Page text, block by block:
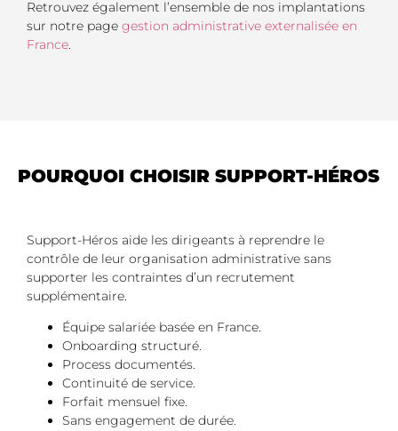
Retrouvez également l’ensemble de nos implantations
sur notre page gestion administrative externalisée en
France.
POURQUOI CHOISIR SUPPORT-HÉROS
Support-Héros aide les dirigeants à reprendre le
contrôle de leur organisation administrative sans
supporter les contraintes d’un recrutement
supplémentaire.
Équipe salariée basée en France.
Onboarding structuré.
Process documentés.
Continuité de service.
Forfait mensuel fixe.
Sans engagement de durée.